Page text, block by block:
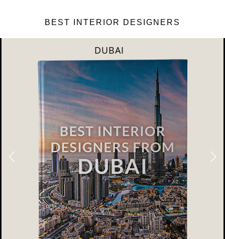
BEST INTERIOR DESIGNERS
DUBAI